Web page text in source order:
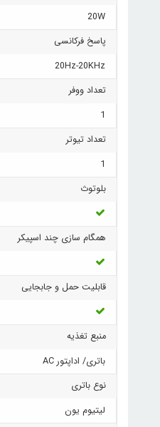
20W
پاسخ فرکانسی
20Hz-20KHz
تعداد ووفر
1
تعداد تیوتر
1
بلوتوث
همگام سازی چند اسپیکر
قابلیت حمل و جابجایی
منبع تغذیه
باتری/ اداپتور AC
نوع باتری
لیتیوم یون